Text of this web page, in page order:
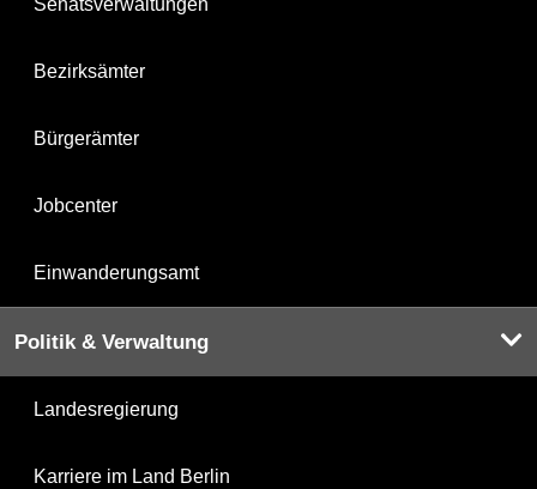
Senatsverwaltungen
Bezirksämter
Bürgerämter
Jobcenter
Einwanderungsamt
Politik & Verwaltung
Landesregierung
Karriere im Land Berlin